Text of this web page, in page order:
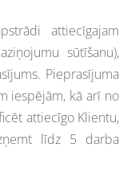
attiecīgajam
sūtīšanu),
Pieprasījuma
iespējām, kā arī no
attiecīgo Klientu,
līdz 5 darba